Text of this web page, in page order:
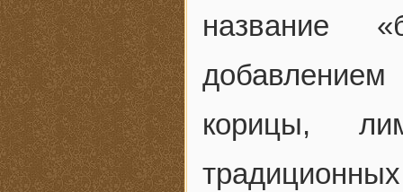
название
добавлением
корицы,